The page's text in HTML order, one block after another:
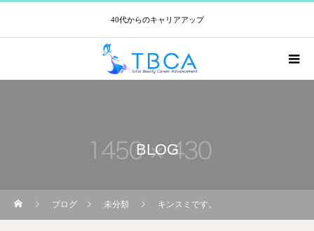
40代からのキャリアアップ
BLOG
ブログ 未分類 キンスミです。